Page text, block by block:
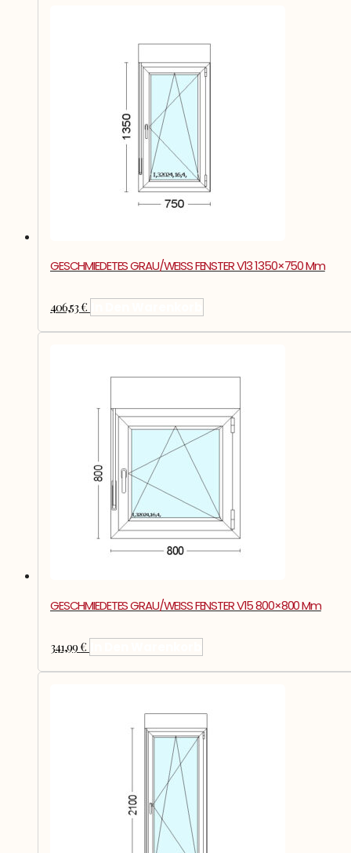
GESCHMIEDETES GRAU/WEISS FENSTER V13 1350×750 Mm
406,53€
GESCHMIEDETES GRAU/WEISS FENSTER V15 800×800 Mm
341,99€